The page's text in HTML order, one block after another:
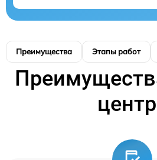
Преимущества Этапы работ